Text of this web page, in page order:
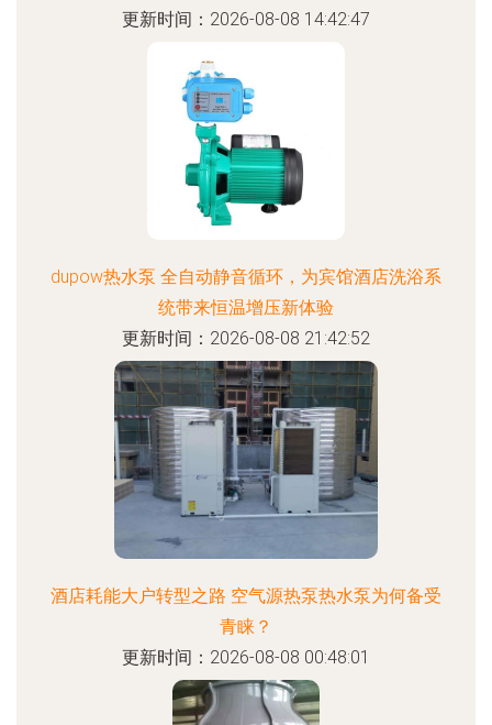
更新时间：2026-08-08 14:42:47
dupow热水泵 全自动静音循环，为宾馆酒店洗浴系
统带来恒温增压新体验
更新时间：2026-08-08 21:42:52
酒店耗能大户转型之路 空气源热泵热水泵为何备受
青睐？
更新时间：2026-08-08 00:48:01